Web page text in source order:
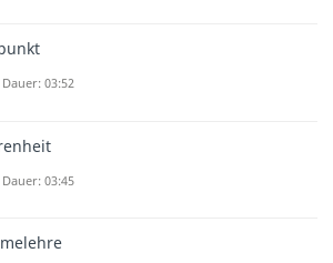
03:52
03:45